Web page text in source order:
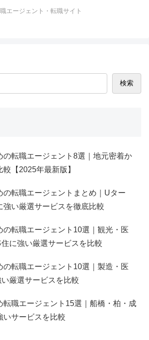
エージェント・転職サイト
検索
の転職エージェント8選｜地元密着か
【2025年最新版】
の転職エージェントまとめ｜Uター
強い厳選サービスを徹底比較
の転職エージェント10選｜観光・医
に強い厳選サービスを比較
の転職エージェント10選｜製造・医
厳選サービスを比較
転職エージェント15選｜船橋・柏・成
いサービスを比較